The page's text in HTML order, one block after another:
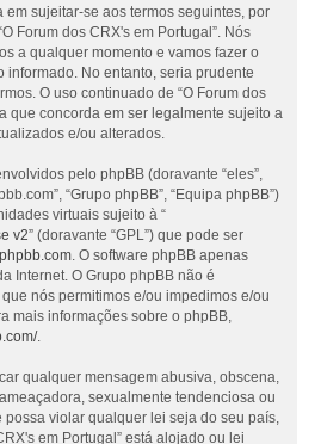
sujeitar-se aos termos seguintes, por
Forum dos CRX's em Portugal”. Nós
a qualquer momento e vamos fazer o
informado. No entanto, seria prudente
O uso continuado de “O Forum dos
que concorda em ser legalmente sujeito a
e/ou alterados.
pelo phpBB (doravante “eles”,
“Grupo phpBB”, “Equipa phpBB”)
virtuais sujeito à “
v2” (doravante “GPL”) que pode ser
. O software phpBB apenas
Internet. O Grupo phpBB não é
nós permitimos e/ou impedimos e/ou
mais informações sobre o phpBB,
.
qualquer mensagem abusiva, obscena,
sexualmente tendenciosa ou
violar qualquer lei seja do seu país,
em Portugal” está alojado ou lei